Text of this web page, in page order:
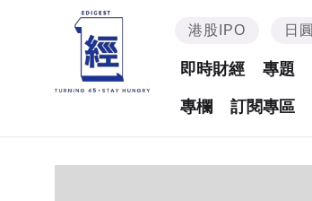
港股IPO 日圓
即時財經 專題
專欄 訂閱專區